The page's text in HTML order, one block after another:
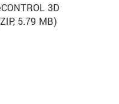
3D
ZIP, 5.79 MB)